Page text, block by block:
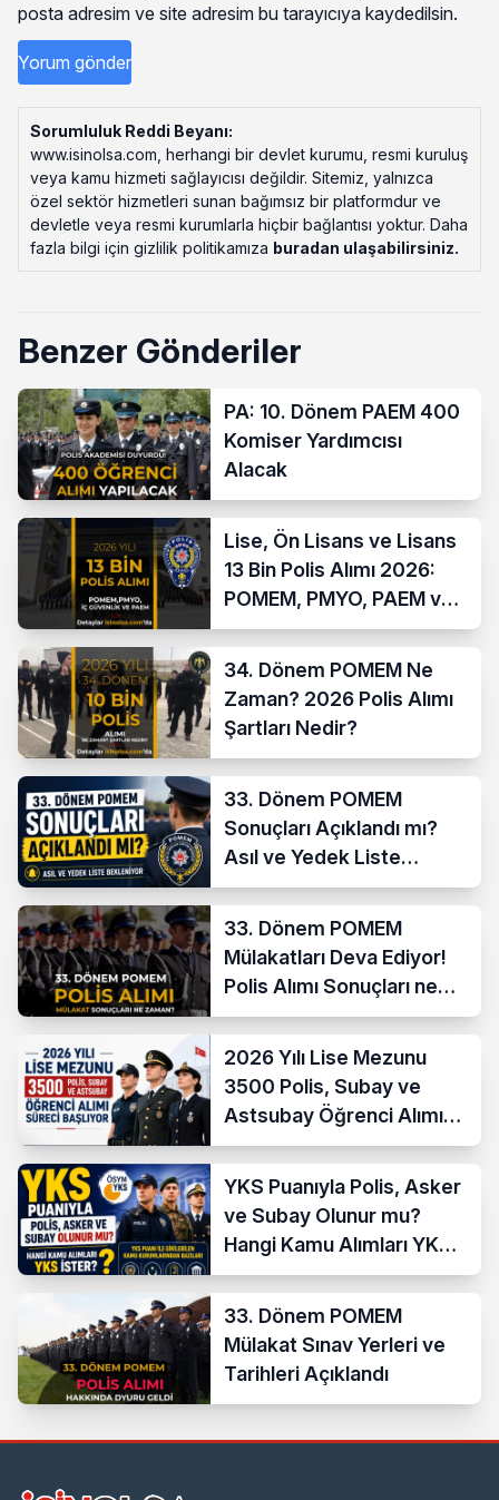
posta adresim ve site adresim bu tarayıcıya kaydedilsin.
Sorumluluk Reddi Beyanı:
www.isinolsa.com, herhangi bir devlet kurumu, resmi kuruluş
veya kamu hizmeti sağlayıcısı değildir. Sitemiz, yalnızca
özel sektör hizmetleri sunan bağımsız bir platformdur ve
devletle veya resmi kurumlarla hiçbir bağlantısı yoktur. Daha
fazla bilgi için gizlilik politikamıza buradan ulaşabilirsiniz.
Benzer Gönderiler
PA: 10. Dönem PAEM 400
Komiser Yardımcısı
Alacak
Lise, Ön Lisans ve Lisans
13 Bin Polis Alımı 2026:
POMEM, PMYO, PAEM ve
İç Güvenlik
34. Dönem POMEM Ne
Zaman? 2026 Polis Alımı
Şartları Nedir?
33. Dönem POMEM
Sonuçları Açıklandı mı?
Asıl ve Yedek Liste
Bekleniyor
33. Dönem POMEM
Mülakatları Deva Ediyor!
Polis Alımı Sonuçları ne
Zaman?
2026 Yılı Lise Mezunu
3500 Polis, Subay ve
Astsubay Öğrenci Alımı
Süreci Başlıyor
YKS Puanıyla Polis, Asker
ve Subay Olunur mu?
Hangi Kamu Alımları YKS
İster?
33. Dönem POMEM
Mülakat Sınav Yerleri ve
Tarihleri Açıklandı